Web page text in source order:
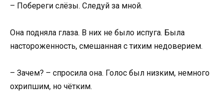
– Побереги слёзы. Следуй за мной.
Она подняла глаза. В них не было испуга. Была
настороженность, смешанная с тихим недоверием.
– Зачем? – спросила она. Голос был низким, немного
охрипшим, но чётким.